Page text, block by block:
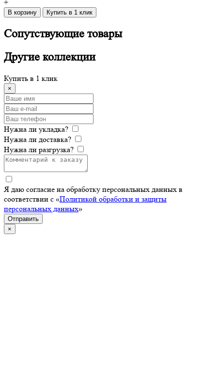
+
В корзину Купить в 1 клик
Сопутствующие товары
Другие коллекции
Купить в 1 клик
×
Нужна ли укладка?
Нужна ли доставка?
Нужна ли разгрузка?
Я даю согласие на обработку персональных данных в
соответствии с «Политикой обработки и защиты
персональных данных»
Отправить
×